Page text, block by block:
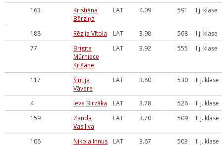
163
Kristiāna
Bērziņa
LAT 4.09 591 II j. klase
188 Rēzija Vītola LAT 3.98 568
II j. klase
77
Brigita
Mūrniece
Krišāne
LAT 3.92 555 II j. klase
117
Sintija
Vāvere
LAT 3.80 530 III j. klase
4 Ieva Birzāka LAT 3.78 526
III j. klase
159
Zanda
Vasiļiva
LAT 3.70 509 III j. klase
106 Nikola Innus LAT 3.67 503
III j. klase